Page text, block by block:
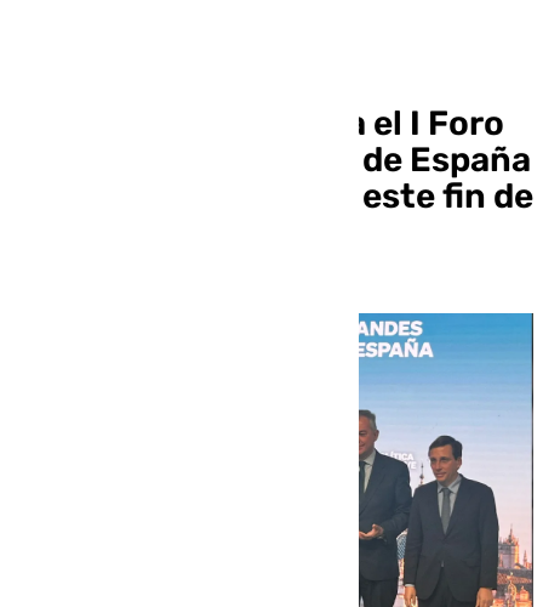
Presentado en Sevilla el I Foro
de Grandes Ciudades de España
del PP que se celebra este fin de